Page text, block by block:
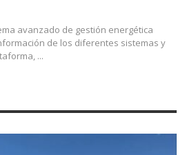
avanzado de gestión energética
de los diferentes sistemas y
...